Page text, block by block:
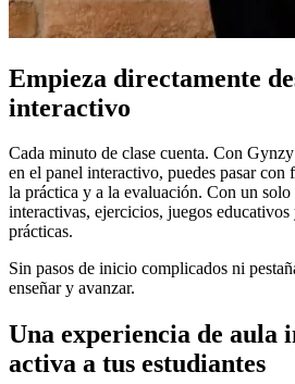
Empieza directamente
interactivo
Cada minuto de clase cuenta. Con
en el panel interactivo, puedes pasar
la práctica y a la evaluación. Con un solo
interactivas, ejercicios, juegos
prácticas.
Sin pasos de inicio complicados ni
enseñar y avanzar.
Una experiencia de aula
activa a tus estudiantes